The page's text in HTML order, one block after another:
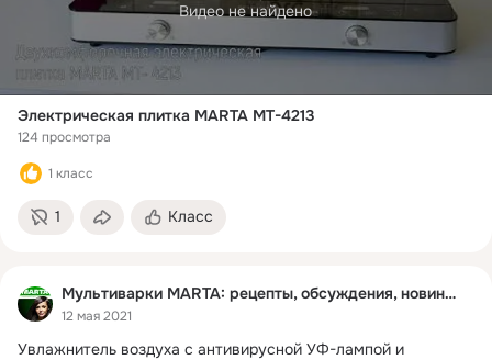
Видео не найдено
Электрическая плитка MARTA MT-4213
124 просмотра
1 класс
1 Класс
Мультиварки MARTA: рецепты, обсуждения, новинки
12 мая 2021
Увлажнитель воздуха с антивирусной УФ-лампой и